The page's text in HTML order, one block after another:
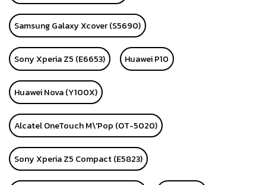
Samsung Galaxy Xcover (S5690)
Sony Xperia Z5 (E6653) Huawei P10
Huawei Nova (Y100X)
Alcatel OneTouch M\'Pop (OT-5020)
Sony Xperia Z5 Compact (E5823)